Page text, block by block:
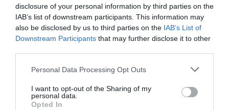
disclosure of your personal information by third parties on the
IAB’s list of downstream participants. This information may
also be disclosed by us to third parties on the IAB’s List of
Downstream Participants that may further disclose it to other
Please note that this website/app uses one or more Google
not limited to your visit or usage behaviour. You may click to
grant or deny consent to Google and its third-party tags to
Personal Data Processing Opt Outs
I want to opt-out of the Sharing of my
personal data.
Opted In
Értékelések Értékeld Te is